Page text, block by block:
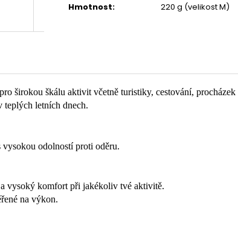
Hmotnost: 220 g (velikost M)
širokou škálu aktivit včetně turistiky, cestování,
teplých letních dnech.
vysokou odolností proti oděru.
vysoký komfort při jakékoliv tvé aktivitě.
na výkon.